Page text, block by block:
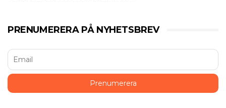
PRENUMERERA PÅ NYHETSBREV